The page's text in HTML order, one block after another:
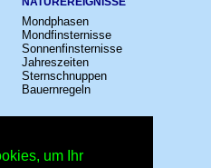
um Ihr
Mondphasen
Mondfinsternisse
Sonnenfinsternisse
Jahreszeiten
Sternschnuppen
Bauernregeln
Sternzeichen